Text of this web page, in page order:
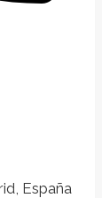
España